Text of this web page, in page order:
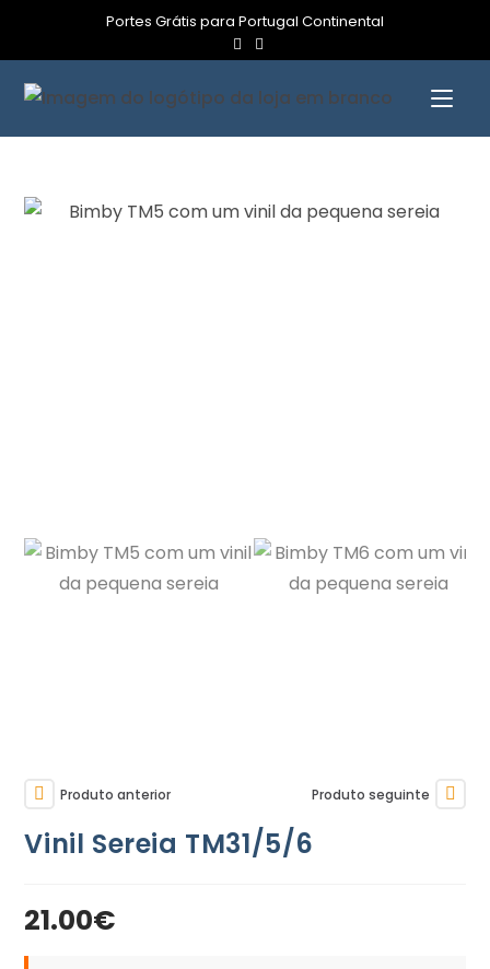
Portes Grátis para Portugal Continental
Produto anterior Produto seguinte
Vinil Sereia TM31/5/6
21.00€